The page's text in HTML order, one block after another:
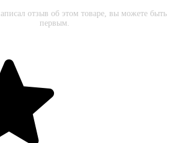
отзыв об этом товаре, вы можете быть
первым.